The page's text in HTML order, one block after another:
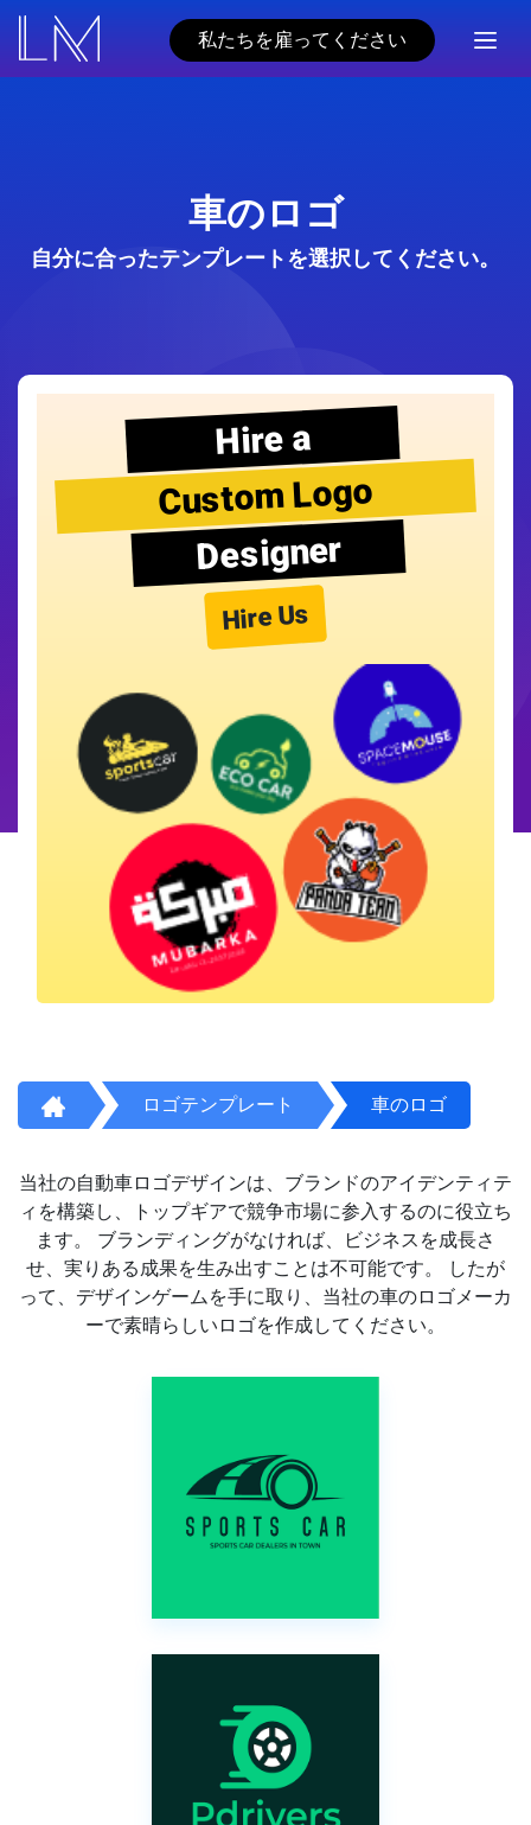
私たちを雇ってください
車のロゴ
自分に合ったテンプレートを選択してください。
Hire a
Custom Logo
Designer
Hire Us
ロゴテンプレート 車のロゴ
当社の自動車ロゴデザインは、ブランドのアイデンティテ
ィを構築し、トップギアで競争市場に参入するのに役立ち
ます。 ブランディングがなければ、ビジネスを成長さ
せ、実りある成果を生み出すことは不可能です。 したが
って、デザインゲームを手に取り、当社の車のロゴメーカ
ーで素晴らしいロゴを作成してください。